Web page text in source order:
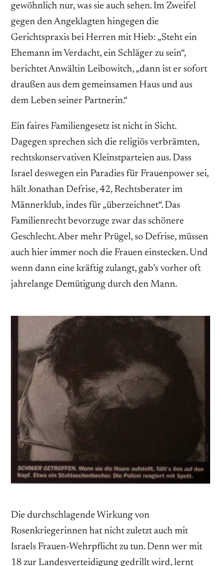
gewöhnlich nur, was sie auch sehen. Im Zweifel
gegen den Angeklagten hingegen die
Gerichtspraxis bei Herren mit Hieb: „Steht ein
Ehemann im Verdacht, ein Schläger zu sein“,
berichtet Anwältin Leibowitch, „dann ist er sofort
draußen aus dem gemeinsamen Haus und aus
dem Leben seiner Partnerin.“
Ein faires Familiengesetz ist nicht in Sicht.
Dagegen sprechen sich die religiös verbrämten,
rechtskonservativen Kleinstparteien aus. Dass
Israel deswegen ein Paradies für Frauenpower sei,
hält Jonathan Defrise, 42, Rechtsberater im
Männerklub, indes für „überzeichnet“. Das
Familienrecht bevorzuge zwar das schönere
Geschlecht. Aber mehr Prügel, so Defrise, müssen
auch hier immer noch die Frauen einstecken. Und
wenn dann eine kräftig zulangt, gab’s vorher oft
jahrelange Demütigung durch den Mann.
Die durchschlagende Wirkung von
Rosenkriegerinnen hat nicht zuletzt auch mit
Israels Frauen-Wehrpflicht zu tun. Denn wer mit
18 zur Landesverteidigung gedrillt wird, lernt